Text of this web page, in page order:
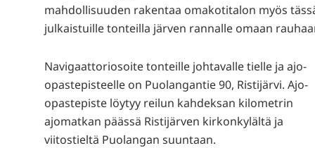
mahdollisuuden rakentaa omakotitalon myös
julkaistuille tonteilla järven rannalle omaan
Navigaattoriosoite tonteille johtavalle tielle ja ajo-
opastepisteelle on Puolangantie 90, Ristijärvi. Ajo-
opastepiste löytyy reilun kahdeksan kilometrin
ajomatkan päässä Ristijärven kirkonkylältä ja
viitostieltä Puolangan suuntaan.